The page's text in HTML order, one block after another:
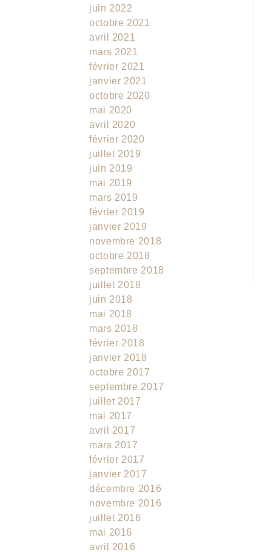
juin 2022
octobre 2021
avril 2021
mars 2021
février 2021
janvier 2021
octobre 2020
mai 2020
avril 2020
février 2020
juillet 2019
juin 2019
mai 2019
mars 2019
février 2019
janvier 2019
novembre 2018
octobre 2018
septembre 2018
juillet 2018
juin 2018
mai 2018
mars 2018
février 2018
janvier 2018
octobre 2017
septembre 2017
juillet 2017
mai 2017
avril 2017
mars 2017
février 2017
janvier 2017
décembre 2016
novembre 2016
juillet 2016
mai 2016
avril 2016